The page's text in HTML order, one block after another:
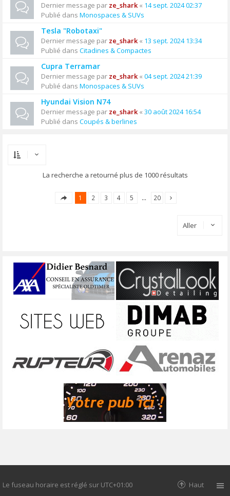
Dernier message par ze_shark« 14 sept. 2024 02:37
Publié dans Monospaces & SUVs
Tesla "Robotaxi"
Dernier message par ze_shark« 13 sept. 2024 13:34
Publié dans Citadines & Compactes
Cupra Terramar
Dernier message par ze_shark« 04 sept. 2024 21:39
Publié dans Monospaces & SUVs
Hyundai Vision N74
Dernier message par ze_shark« 30 août 2024 16:54
Publié dans Coupés & berlines
La recherche a retourné plus de 1000 résultats
1 2 3 4 5 … 20
Aller
Le fuseau horaire est réglé sur UTC+01:00 Haut